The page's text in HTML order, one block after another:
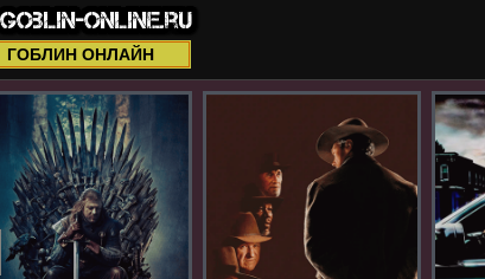
ГОБЛИН ОНЛАЙН